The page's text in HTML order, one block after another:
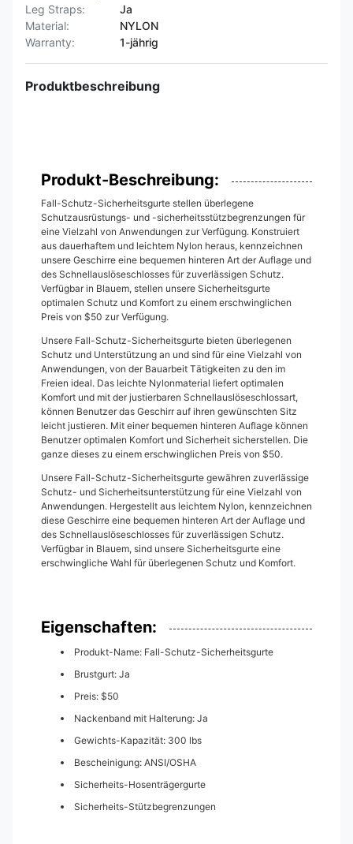
Leg Straps:
Ja
Material:
NYLON
Warranty:
1-jährig
Produktbeschreibung
Produkt-Beschreibung:
Fall-Schutz-Sicherheitsgurte stellen überlegene
Schutzausrüstungs- und -sicherheitsstützbegrenzungen für
eine Vielzahl von Anwendungen zur Verfügung. Konstruiert
aus dauerhaftem und leichtem Nylon heraus, kennzeichnen
unsere Geschirre eine bequemen hinteren Art der Auflage und
des Schnellauslöseschlosses für zuverlässigen Schutz.
Verfügbar in Blauem, stellen unsere Sicherheitsgurte
optimalen Schutz und Komfort zu einem erschwinglichen
Preis von $50 zur Verfügung.
Unsere Fall-Schutz-Sicherheitsgurte bieten überlegenen
Schutz und Unterstützung an und sind für eine Vielzahl von
Anwendungen, von der Bauarbeit Tätigkeiten zu den im
Freien ideal. Das leichte Nylonmaterial liefert optimalen
Komfort und mit der justierbaren Schnellauslöseschlossart,
können Benutzer das Geschirr auf ihren gewünschten Sitz
leicht justieren. Mit einer bequemen hinteren Auflage können
Benutzer optimalen Komfort und Sicherheit sicherstellen. Die
ganze dieses zu einem erschwinglichen Preis von $50.
Unsere Fall-Schutz-Sicherheitsgurte gewähren zuverlässige
Schutz- und Sicherheitsunterstützung für eine Vielzahl von
Anwendungen. Hergestellt aus leichtem Nylon, kennzeichnen
diese Geschirre eine bequemen hinteren Art der Auflage und
des Schnellauslöseschlosses für zuverlässigen Schutz.
Verfügbar in Blauem, sind unsere Sicherheitsgurte eine
erschwingliche Wahl für überlegenen Schutz und Komfort.
Eigenschaften:
Produkt-Name: Fall-Schutz-Sicherheitsgurte
Brustgurt: Ja
Preis: $50
Nackenband mit Halterung: Ja
Gewichts-Kapazität: 300 lbs
Bescheinigung: ANSI/OSHA
Sicherheits-Hosenträgergurte
Sicherheits-Stützbegrenzungen